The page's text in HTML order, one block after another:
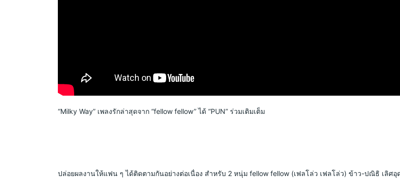
“Milky Way” เพลงรักล่าสุดจาก “fellow fellow” ได้ “PUN” ร่วมเติมเต็ม
ปล่อยผลงานให้แฟน ๆ ได้ติดตามกันอย่างต่อเนื่อง สำหรับ 2 หนุ่ม fellow fellow (เฟลโล่ว เฟลโล่ว) ข้าว-ปณิธิ เลิ